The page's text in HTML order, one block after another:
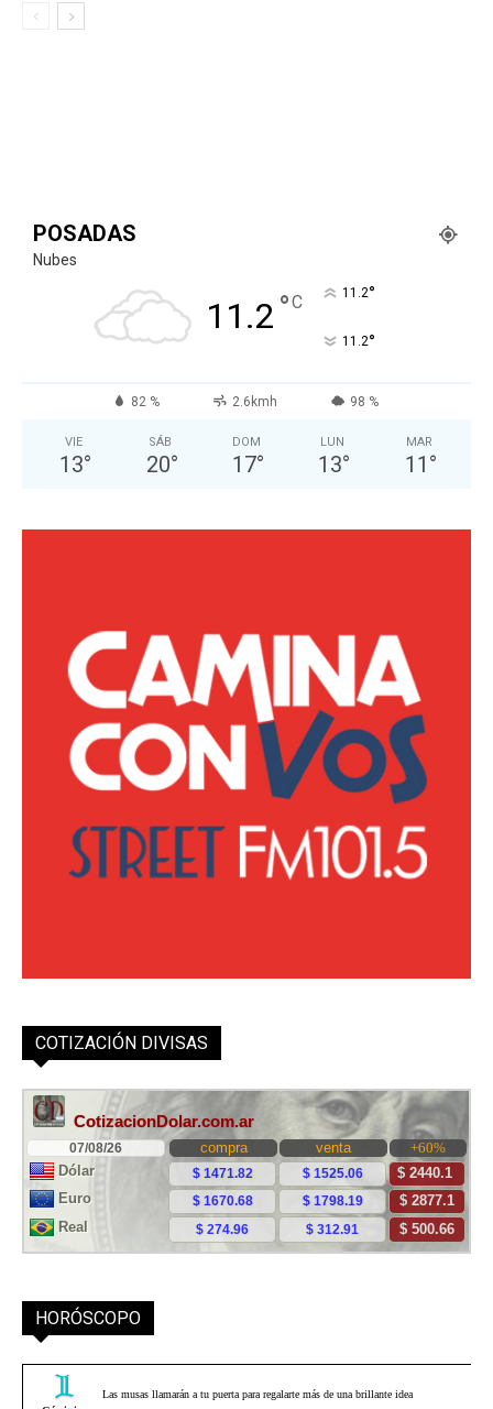
POSADAS
Nubes
11.2 °C 11.2°
11.2°
82 % 2.6kmh 98 %
VIE
13°
SÁB
20°
DOM
17°
LUN
13°
MAR
11 °
COTIZACIÓN DIVISAS
HORÓSCOPO